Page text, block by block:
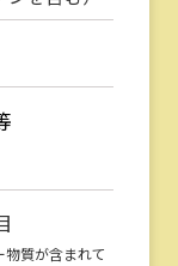
質が含まれて